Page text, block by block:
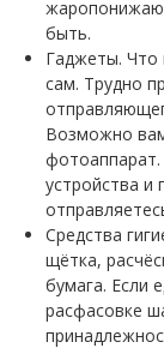
быть.
Гаджеты. Что
сам. Трудно
Возможно
фотоаппарат.
устройства и
Средства
щётка,
бумага. Если
расфасовке